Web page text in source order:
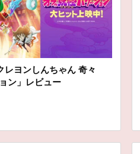
レヨンしんちゃん 奇々
ン」レビュー